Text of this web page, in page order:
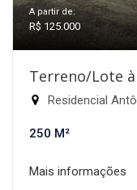
A partir de:
R$ 125.000
Terreno/Lote à
Residencial
250 M²
Mais informações